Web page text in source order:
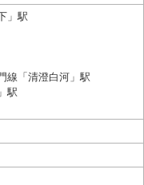
」駅
線「清澄白河」駅
駅